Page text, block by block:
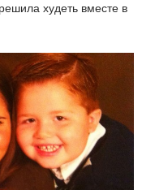
худеть вместе в